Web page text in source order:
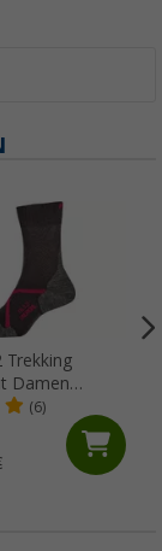
Trekking
Damen
(6)